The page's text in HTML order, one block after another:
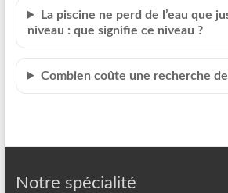
La piscine ne perd de l’eau que
niveau : que signifie ce niveau ?
Combien coûte une recherche
Notre spécialité